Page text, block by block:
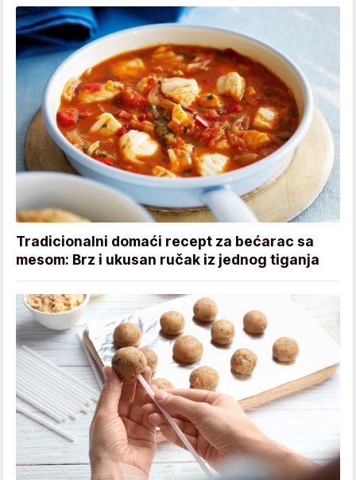
Tradicionalni domaći recept za bećarac sa
mesom: Brz i ukusan ručak iz jednog tiganja